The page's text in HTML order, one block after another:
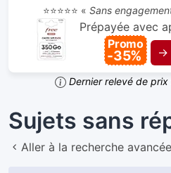
⭐⭐⭐⭐⭐ « Sans
Prépayée avec
Promo
-35% →
Dernier relevé de prix
Sujets sans
Aller à la recherche avancée